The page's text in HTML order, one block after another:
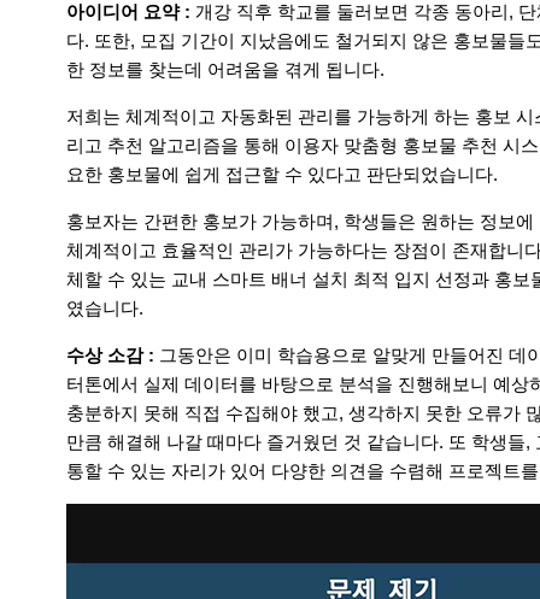
아이디어 요약 : 개강 직후 학교를 둘러보면 각종 동아리,
다. 또한, 모집 기간이 지났음에도 철거되지 않은 홍보물들
한 정보를 찾는데 어려움을 겪게 됩니다.
저희는 체계적이고 자동화된 관리를 가능하게 하는 홍보
리고 추천 알고리즘을 통해 이용자 맞춤형 홍보물 추천 시
요한 홍보물에 쉽게 접근할 수 있다고 판단되었습니다.
홍보자는 간편한 홍보가 가능하며, 학생들은 원하는 정보
체계적이고 효율적인 관리가 가능하다는 장점이 존재합니
체할 수 있는 교내 스마트 배너 설치 최적 입지 선정과 홍
였습니다.
수상 소감 : 그동안은 이미 학습용으로 알맞게 만들어진 데
터톤에서 실제 데이터를 바탕으로 분석을 진행해보니 예
충분하지 못해 직접 수집해야 했고, 생각하지 못한 오류가
만큼 해결해 나갈 때마다 즐거웠던 것 같습니다. 또 학생들
통할 수 있는 자리가 있어 다양한 의견을 수렴해 프로젝트